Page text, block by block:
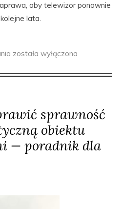
aby telewizor ponownie
lata.
została wyłączona
sprawność
obiektu
— poradnik dla